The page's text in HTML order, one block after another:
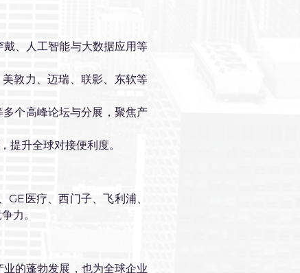
、人工智能与大数据应用等
敦力、迈瑞、联影、东软等
多个高峰论坛与分展，聚焦产
提升全球对接便利度。
医疗、西门子、飞利浦、
力。
的蓬勃发展，也为全球企业